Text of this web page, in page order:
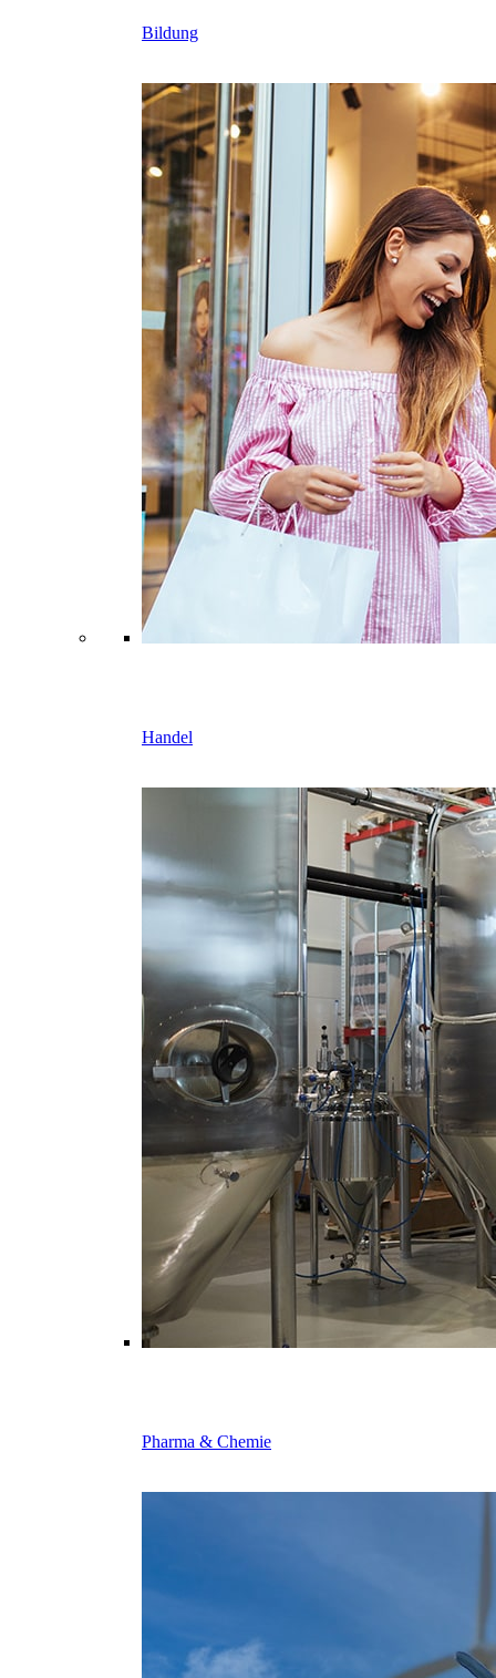
Bildung
Handel
Pharma & Chemie